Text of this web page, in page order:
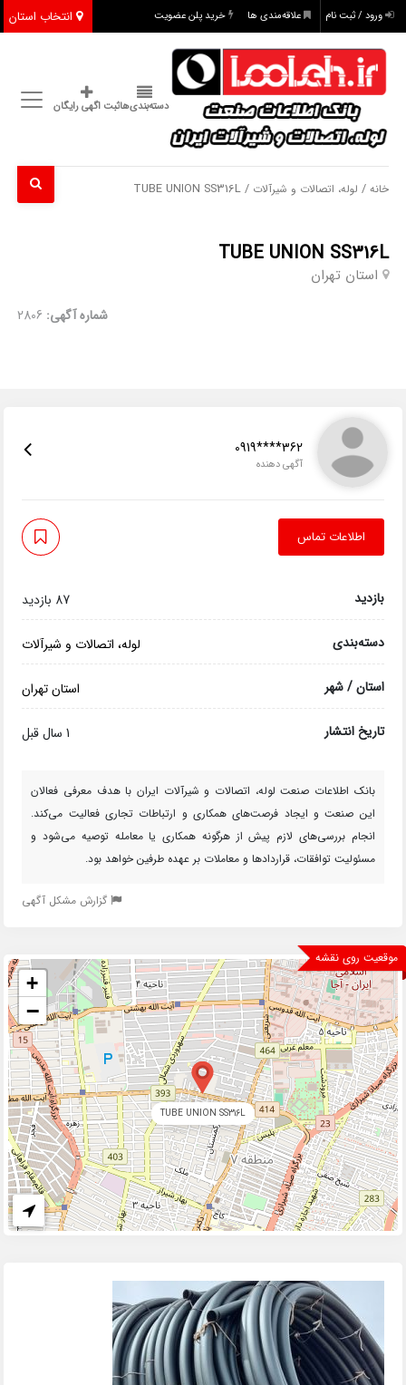
انتخاب استان ورود / ثبت نام علاقه‌مندی ها خرید پلن عضویت
دسته‌بندی‌هاثبت اگهی رایگان
خانه / لوله، اتصالات و شیرآلات / TUBE UNION SS316L
TUBE UNION SS316L
استان تهران
شماره آگهی: 2806
0919****362
آگهی دهنده
اطلاعات تماس
بازدید 87 بازدید
دسته‌بندی لوله، اتصالات و شیرآلات
استان / شهر استان تهران
تاریخ انتشار 1 سال قبل
بانک اطلاعات صنعت لوله، اتصالات و شیرآلات ایران با هدف معرفی فعالان
این صنعت و ایجاد فرصت‌های همکاری و ارتباطات تجاری فعالیت می‌کند.
انجام بررسی‌های لازم پیش از هرگونه همکاری یا معامله توصیه می‌شود و
مسئولیت توافقات، قراردادها و معاملات بر عهده طرفین خواهد بود.
گزارش مشکل آگهی
موقعیت روی نقشه
TUBE UNION SS316L
+
−